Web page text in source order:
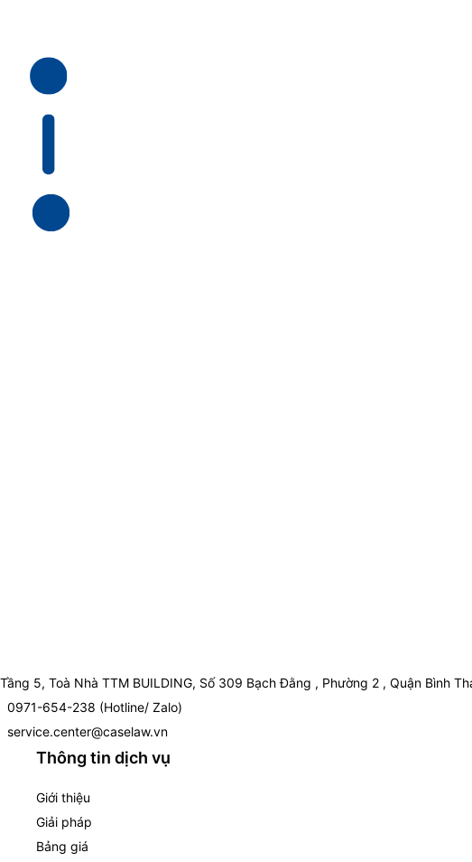
Tầng 5, Toà Nhà TTM BUILDING, Số 309 Bạch Đằng , Phường 2 , Quận Bình
0971-654-238 (Hotline/ Zalo)
service.center@caselaw.vn
Thông tin dịch vụ
Giới thiệu
Giải pháp
Bảng giá